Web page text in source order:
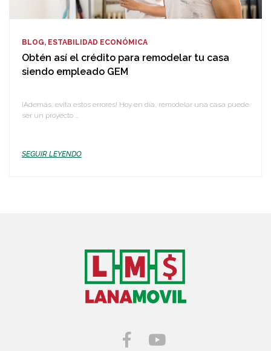
BLOG, ESTABILIDAD ECONÓMICA
Obtén así el crédito para remodelar tu casa
siendo empleado GEM
¡Además, evita estos errores! Hoy en día, remodelar una casa puede
ser un proyecto ...
SEGUIR LEYENDO